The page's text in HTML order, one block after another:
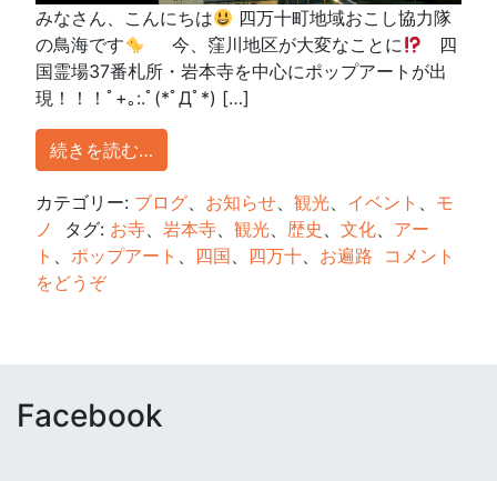
みなさん、こんにちは
四万十町地域おこし協力隊
の鳥海です
今、窪川地区が大変なことに
四
国霊場37番札所・岩本寺を中心にポップアートが出
現！！！ﾟ+｡:.ﾟ(*ﾟДﾟ*) […]
続きを読む…
カテゴリー: ブログ、 お知らせ、 観光、 イベント 、 モ
ノ
タグ: お寺、 岩本寺、 観光、 歴史 、 文化、 アー
ト 、 ポップアート 、 四国、 四万十、 お遍路
コメント
をどうぞ
Facebook